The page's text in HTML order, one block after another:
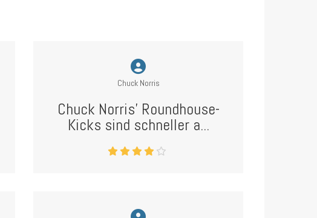
Chuck Norris
Chuck Norris’ Roundhouse-
Kicks sind schneller a...